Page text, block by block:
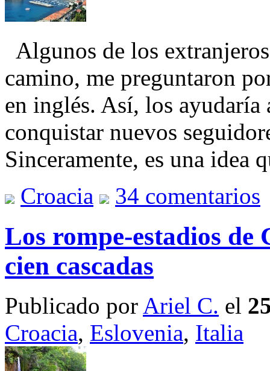
Algunos de los
camino, me preguntaron
en inglés. Así, los ayudaría
conquistar nuevos
Sinceramente, es una
Croacia
34 comentarios
Los rompe-estadios de
cien cascadas
Publicado por Ariel C. el
Croacia, Eslovenia, Italia